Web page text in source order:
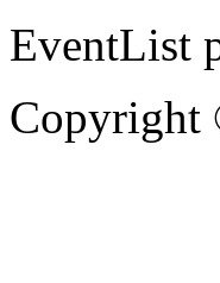
EventList
Copyright